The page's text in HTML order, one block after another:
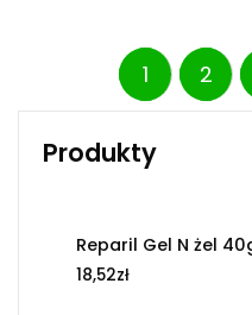
1 2
Produkty
Reparil Gel N żel
18,52zł